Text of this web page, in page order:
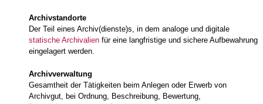
Archivstandorte
Der Teil eines Archiv(dienste)s, in dem analoge und digitale
statische Archivalienfür eine langfristige und sichere Aufbewahrung
eingelagert werden.
Archivverwaltung
Gesamtheit der Tätigkeiten beim Anlegen oder Erwerb von
Archivgut, bei Ordnung, Beschreibung, Bewertung,